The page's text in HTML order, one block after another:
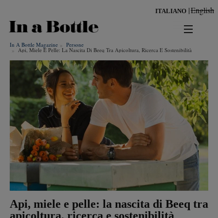
contenuto
ITALIANO English
Risultati per
news
territorio
benessere
ambiente
cultura
tendenze
In A Bottle Magazine Persone
Api, Miele E Pelle: La Nascita Di Beeq Tra Apicoltura, Ricerca E Sostenibilità
Api, miele e pelle: la nascita di Beeq tra
apicoltura, ricerca e sostenibilità